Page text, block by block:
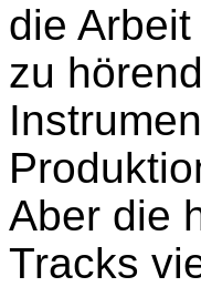
die
zu
Aber die
Tracks